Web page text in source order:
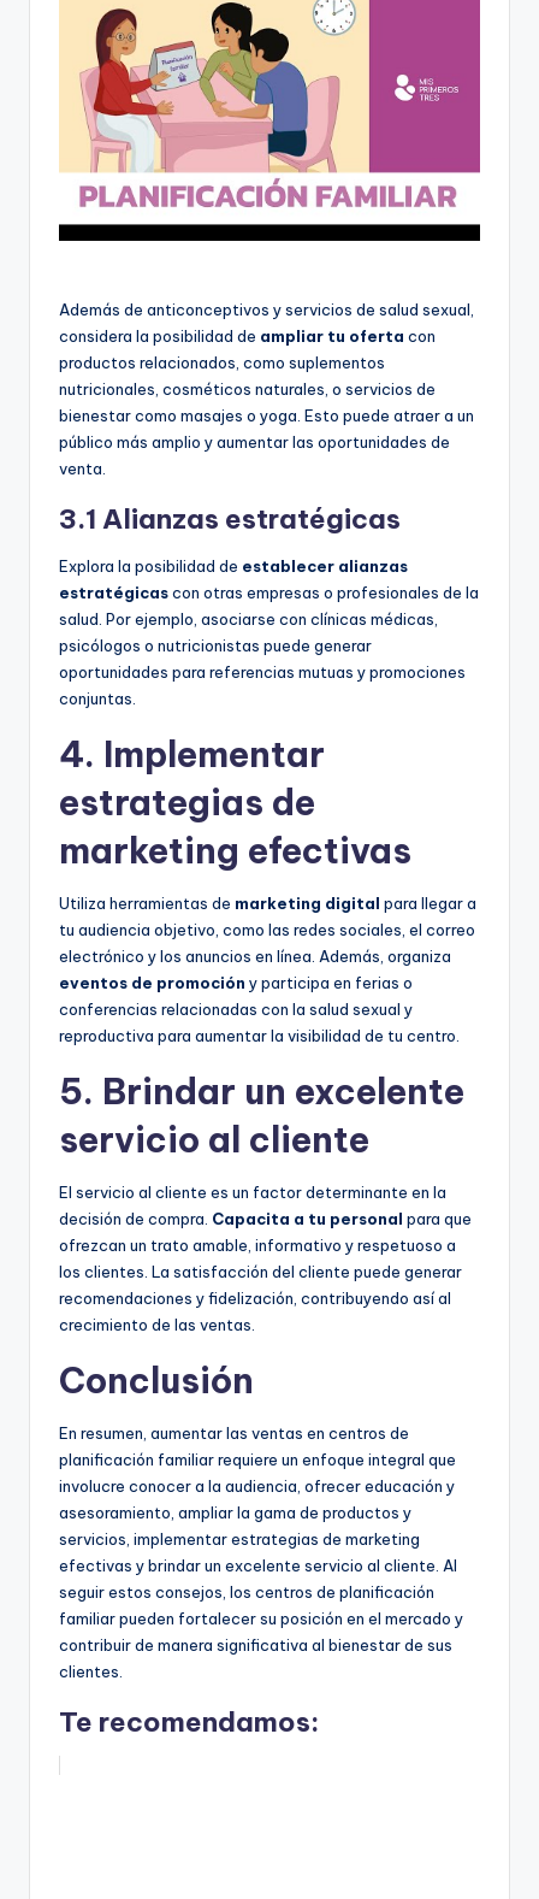
Además de anticonceptivos y servicios de salud sexual,
considera la posibilidad de ampliar tu oferta con
productos relacionados, como suplementos
nutricionales, cosméticos naturales, o servicios de
bienestar como masajes o yoga. Esto puede atraer a un
público más amplio y aumentar las oportunidades de
venta.
3.1 Alianzas estratégicas
Explora la posibilidad de establecer alianzas
estratégicascon otras empresas o profesionales de la
salud. Por ejemplo, asociarse con clínicas médicas,
psicólogos o nutricionistas puede generar
oportunidades para referencias mutuas y promociones
conjuntas.
4. Implementar
estrategias de
marketing efectivas
Utiliza herramientas de marketing digital para llegar a
tu audiencia objetivo, como las redes sociales, el correo
electrónico y los anuncios en línea. Además, organiza
eventos de promoción y participa en ferias o
conferencias relacionadas con la salud sexual y
reproductiva para aumentar la visibilidad de tu centro.
5. Brindar un excelente
servicio al cliente
El servicio al cliente es un factor determinante en la
decisión de compra. Capacita a tu personal para que
ofrezcan un trato amable, informativo y respetuoso a
los clientes. La satisfacción del cliente puede generar
recomendaciones y fidelización, contribuyendo así al
crecimiento de las ventas.
Conclusión
En resumen, aumentar las ventas en centros de
planificación familiar requiere un enfoque integral que
involucre conocer a la audiencia, ofrecer educación y
asesoramiento, ampliar la gama de productos y
servicios, implementar estrategias de marketing
efectivas y brindar un excelente servicio al cliente. Al
seguir estos consejos, los centros de planificación
familiar pueden fortalecer su posición en el mercado y
contribuir de manera significativa al bienestar de sus
clientes.
Te recomendamos: